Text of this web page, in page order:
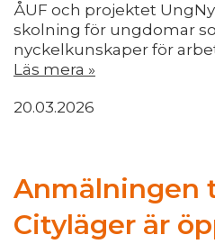
ÅUF och projektet
skolning för ungdomar
nyckelkunskaper för
Läs mera »
20.03.2026
Anmälningen
Cityläger är